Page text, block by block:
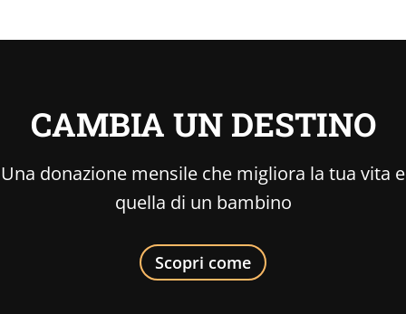
CAMBIA UN DESTINO
Una donazione mensile che migliora la tua vita e
quella di un bambino
Scopri come